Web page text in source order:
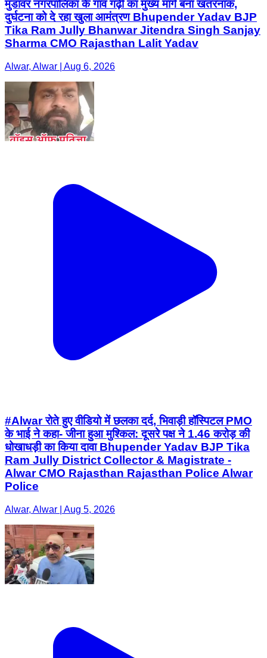
मुंडावर नगरपालिका के गांव गढ़ी का मुख्य मार्ग बना खतरनाक,
दुर्घटना को दे रहा खुला आमंत्रण Bhupender Yadav BJP
Tika Ram Jully Bhanwar Jitendra Singh Sanjay
Sharma CMO Rajasthan Lalit Yadav
Alwar, Alwar | Aug 6, 2026
#Alwar रोते हुए वीडियो में छलका दर्द, भिवाड़ी हॉस्पिटल PMO
के भाई ने कहा- जीना हुआ मुश्किल: दूसरे पक्ष ने 1.46 करोड़ की
धोखाधड़ी का किया दावा Bhupender Yadav BJP Tika
Ram Jully District Collector & Magistrate -
Alwar CMO Rajasthan Rajasthan Police Alwar
Police
Alwar, Alwar | Aug 5, 2026